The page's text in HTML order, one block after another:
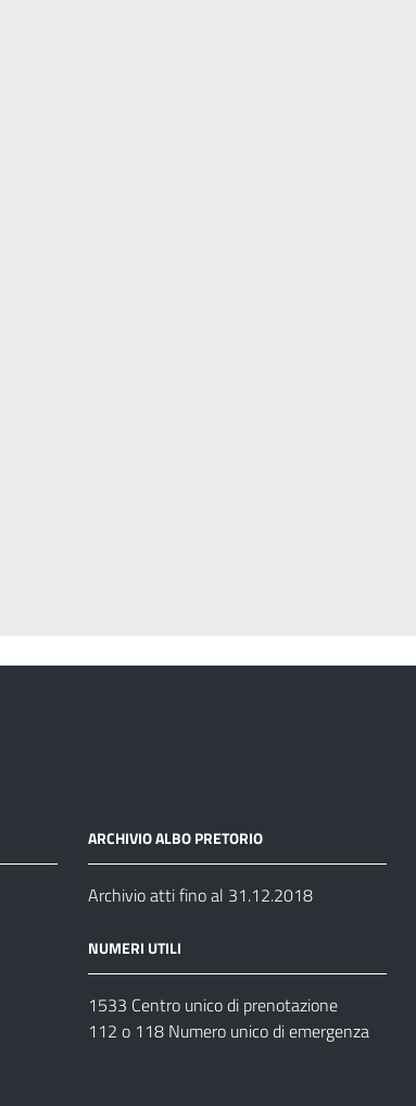
ARCHIVIO ALBO PRETORIO
Archivio atti fino al 31.12.2018
NUMERI UTILI
1533 Centro unico di prenotazione
112 o 118 Numero unico di emergenza